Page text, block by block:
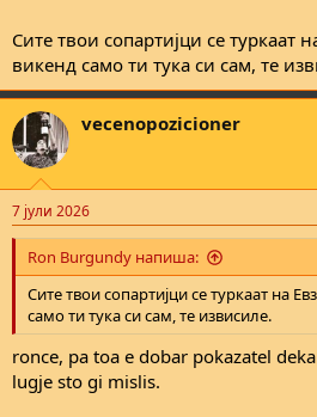
zadolzhuva godina dena za 5 dena kaj
mozhni apartmani i lokacii, a pritoa i ja,
rabotno vreme.
ako izleguvanje dva pati u mesecot u
kolegi ili prijateli i delenje troshok po 10-
pokazatel deka tuka narodov ima pari,
zhiteli na Evropa sme.
out of touch si, edini lugje koi
odmori se onie 1% od naselenieto u
pari i od ovie shto zhiveat u zapadnive
shto se deca na lugje koi shto kradele
lapaat tenderi i se u politichki kombinacii.
eve, ja ne znam eden lik, so normalna
drzhavava koj shto ide tri pati na leten
trga od usta cela godina za toj eden
Сите твои сопартијци се туркаат
викенд само ти тука си сам, те
vecenopozicioner
7 јули 2026
Ron Burgundy напиша:
Сите твои сопартијци се туркаат на
само ти тука си сам, те извисиле.
ronce, pa toa e dobar pokazatel
lugje sto gi mislis.